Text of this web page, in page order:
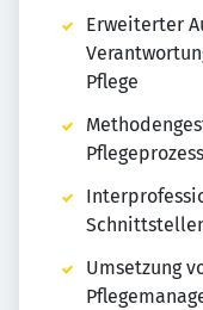
Erweiterter
Pflege
Umsetzung